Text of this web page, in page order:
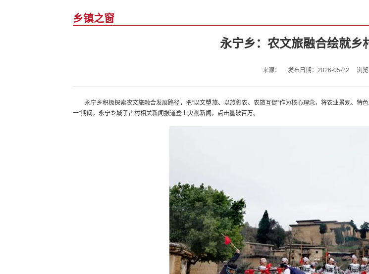
乡镇之窗
永宁乡：农文旅融合绘就乡
来源： 发布日期：2026-05-22 浏览
永宁乡积极探索农文旅融合发展路径，把“以文塑旅、以旅彰农、农旅互促”作为核心理念，将农业景观、
一”期间，永宁乡城子古村相关新闻报道登上央视新闻，点击量破百万。